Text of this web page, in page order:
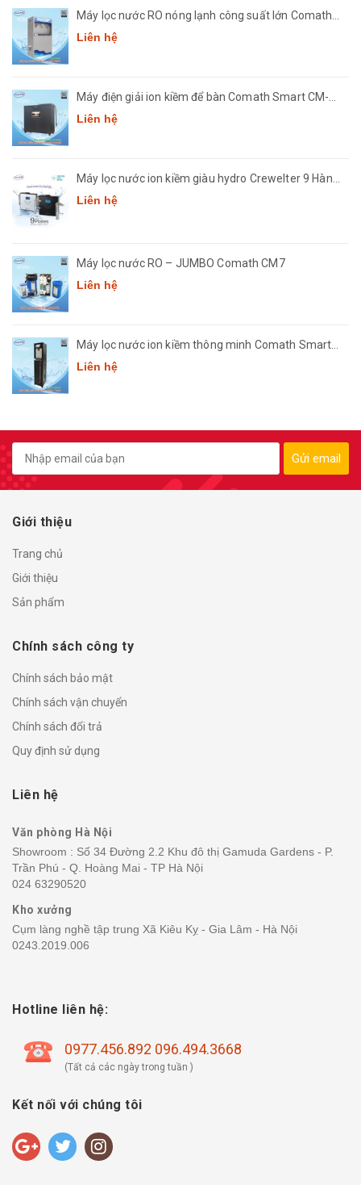
Máy lọc nước RO nóng lạnh công suất lớn Comath
CM2681-50
Liên hệ
Máy điện giải ion kiềm để bàn Comath Smart CM-
3668
Liên hệ
Máy lọc nước ion kiềm giàu hydro Crewelter 9 Hàn
Quốc
Liên hệ
Máy lọc nước RO – JUMBO Comath CM7
Liên hệ
Máy lọc nước ion kiềm thông minh Comath Smart
CM3668
Liên hệ
Gửi email
Giới thiệu
Trang chủ
Giới thiệu
Sản phẩm
Chính sách công ty
Chính sách bảo mật
Chính sách vận chuyển
Chính sách đổi trả
Quy định sử dụng
Liên hệ
Văn phòng Hà Nội
Showroom : Số 34 Đường 2.2 Khu đô thị Gamuda Gardens - P.
Trần Phú - Q. Hoàng Mai - TP Hà Nội
024 63290520
Kho xưởng
Cụm làng nghề tập trung Xã Kiêu Kỵ - Gia Lâm - Hà Nội
0243.2019.006
Hotline liên hệ:
0977.456.892 096.494.3668
(Tất cả các ngày trong tuần )
Kết nối với chúng tôi